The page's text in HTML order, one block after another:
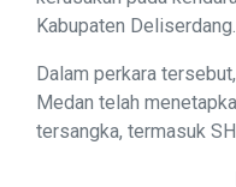
Kabupaten Deliserdang.
Dalam perkara
Medan telah
tersangka, termasuk